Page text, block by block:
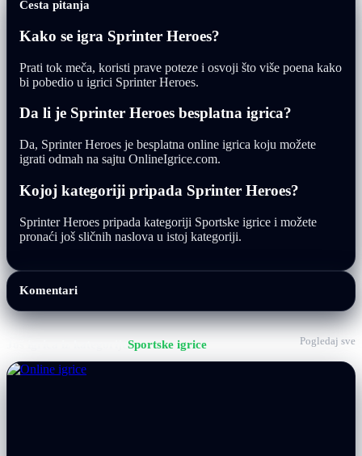
Česta pitanja
Kako se igra Sprinter Heroes?
Prati tok meča, koristi prave poteze i osvoji što više poena kako
bi pobedio u igrici Sprinter Heroes.
Da li je Sprinter Heroes besplatna igrica?
Da, Sprinter Heroes je besplatna online igrica koju možete
igrati odmah na sajtu OnlineIgrice.com.
Kojoj kategoriji pripada Sprinter Heroes?
Sprinter Heroes pripada kategoriji Sportske igrice i možete
pronaći još sličnih naslova u istoj kategoriji.
Komentari
Sportske igrice Pogledaj sve